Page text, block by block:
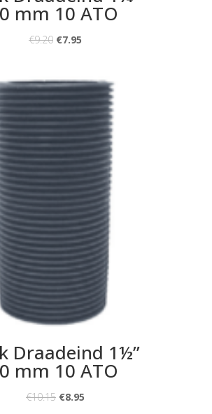
mm 10 ATO
€9.20 €7.95
Draadeind 1½”
mm 10 ATO
€10.15 €8.95